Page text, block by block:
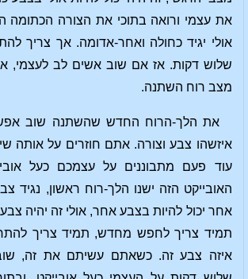
את עצמי ורואה בתוכי את הצורה הכתומה
אולי יגיד כחולה ואחר-אדומה. אך צריך
שלוש דקות. אז אם שוב אשים לב לעצמי,
מצב רוח השתנה.
את הלך-הרוח החדש שהשתנה שוב
איזשהו צבע וצורה. אתם חוזרים על אותה
עוד פעם מתבוננים על עצמכם כעל
האובייקט הזה ישנו הלך-רוח ראשון, נגיד
אחר יכול להיות בצבע אחר, אולי זה יהיה
תמיד צריך לחפש מחדש, תמיד צריך
איזה צבע זה. כשאתם עשיתם את זה,